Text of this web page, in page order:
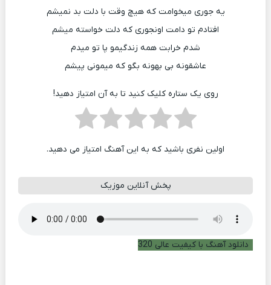
یه جوری میخوامت که هیچ وقت با دلت بد نمیشم
افتادم تو دامت اونجوری که دلت خواسته میشم
شدم خرابت همه زندگیمو پا تو میدم
عاشقونه بی بهونه بگو که میمونی پیشم
روی یک ستاره کلیک کنید تا به آن امتیاز دهید!
اولین نفری باشید که به این آهنگ امتیاز می دهید.
پخش آنلاین موزیک
دانلود آهنگ با کیفیت عالی 320